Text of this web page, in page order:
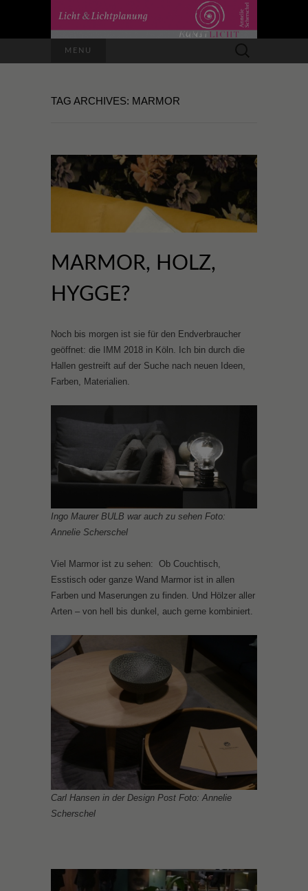
MENU
nach:
TAG ARCHIVES: MARMOR
MARMOR, HOLZ,
HYGGE?
Noch bis morgen ist sie für den Endverbraucher
geöffnet: die IMM 2018 in Köln. Ich bin durch die
Hallen gestreift auf der Suche nach neuen Ideen,
Farben, Materialien.
Ingo Maurer BULB war auch zu sehen Foto:
Annelie Scherschel
Viel Marmor ist zu sehen: Ob Couchtisch,
Esstisch oder ganze Wand Marmor ist in allen
Farben und Maserungen zu finden. Und Hölzer aller
Arten – von hell bis dunkel, auch gerne kombiniert.
Carl Hansen in der Design Post Foto: Annelie
Scherschel